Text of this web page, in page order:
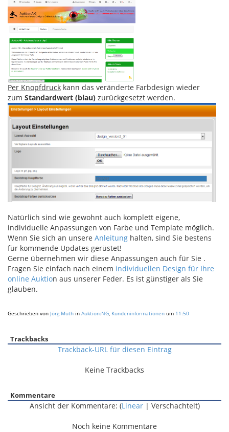
Per Knopfdruck kann das veränderte Farbdesign wieder
zum Standardwert (blau) zurückgesetzt werden.
Natürlich sind wie gewohnt auch komplett eigene,
individuelle Anpassungen von Farbe und Template möglich.
Wenn Sie sich an unsere Anleitung halten, sind Sie bestens
für kommende Updates gerüstet!
Gerne übernehmen wir diese Anpassungen auch für Sie .
Fragen Sie einfach nach einem individuellen Design für Ihre
online Auktion aus unserer Feder. Es ist günstiger als Sie
glauben.
Geschrieben von Jörg Muth in Auktion:NG, Kundeninformationen um 11:50
Trackbacks
Trackback-URL für diesen Eintrag
Keine Trackbacks
Kommentare
Ansicht der Kommentare: (Linear| Verschachtelt)
Noch keine Kommentare